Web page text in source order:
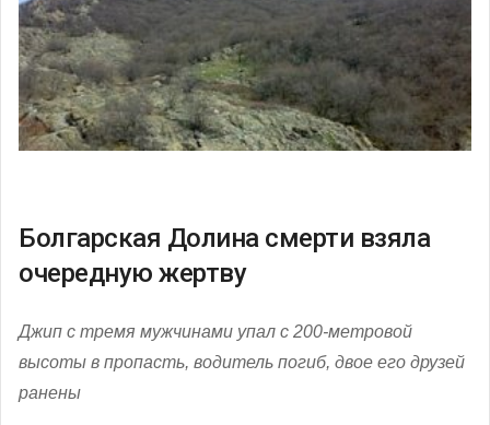
Болгарская Долина смерти взяла
очередную жертву
Джип с тремя мужчинами упал с 200-метровой
высоты в пропасть, водитель погиб, двое его друзей
ранены